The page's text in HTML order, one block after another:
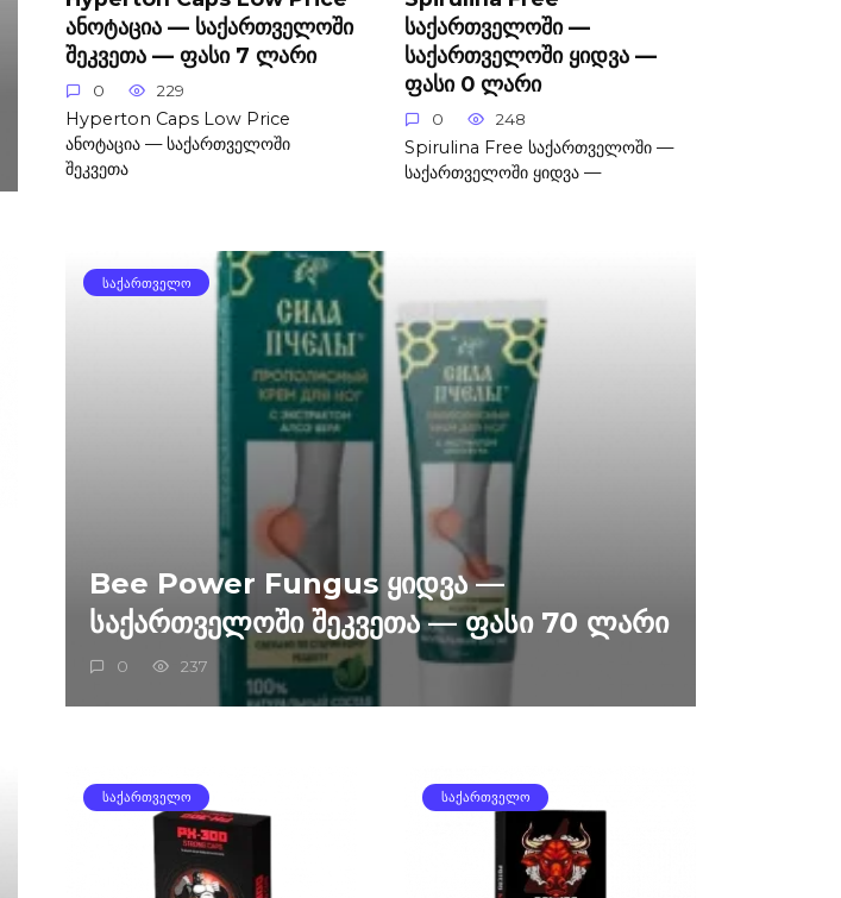
ანოტაცია — საქართველოში
შეკვეთა — ფასი 7 ლარი
0 229
Hyperton Caps Low Price
ანოტაცია — საქართველოში
შეკვეთა
საქართველოში —
საქართველოში ყიდვა —
ფასი 0 ლარი
0 248
Spirulina Free საქართველოში —
საქართველოში ყიდვა —
ᲡᲐᲥᲐᲠᲗᲕᲔᲚᲝ
Bee Power Fungus ყიდვა —
საქართველოში შეკვეთა — ფასი 70 ლარი
0 237
ᲡᲐᲥᲐᲠᲗᲕᲔᲚᲝ ᲡᲐᲥᲐᲠᲗᲕᲔᲚᲝ